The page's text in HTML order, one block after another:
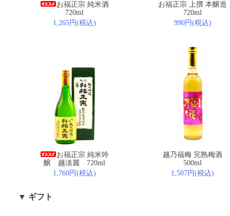
お福正宗 純米酒
720ml
1,265円(税込)
お福正宗 上撰 本醸造
720ml
990円(税込)
お福正宗 純米吟
醸 越淡麗 720ml
1,760円(税込)
越乃福梅 完熟梅酒
500ml
1,507円(税込)
▼ ギフト